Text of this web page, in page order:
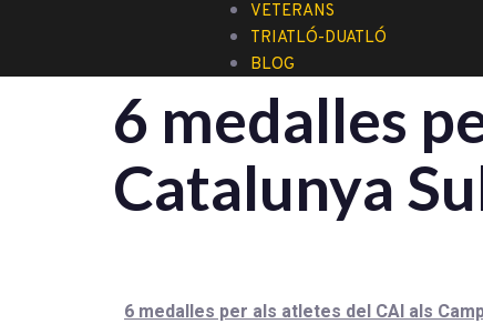
VETERANS
TRIATLÓ-DUATLÓ
BLOG
6 medalles
Catalunya
6 medalles per als atletes del CAI als